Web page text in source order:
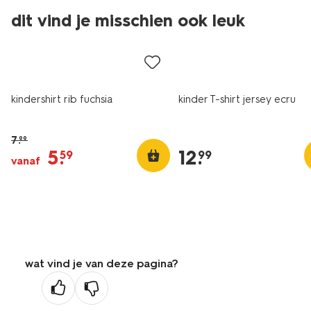
dit vind je misschien ook leuk
sale
kindershirt rib fuchsia
7.99
vanaf 5.
59
nieuw
kinder T-shirt jersey ecru
12.
99
wat vind je van deze pagina?